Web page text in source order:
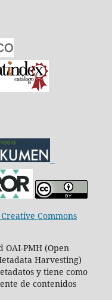
Commons
PMH (Open
Harvesting)
y tiene como
de contenidos